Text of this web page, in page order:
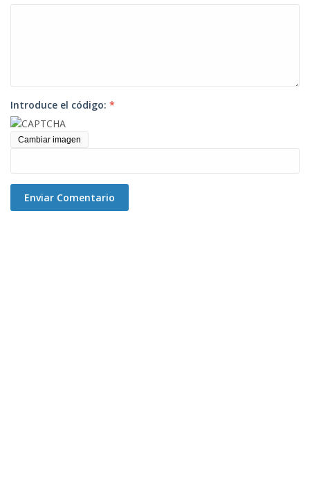
Introduce el código: *
Cambiar imagen
Enviar Comentario